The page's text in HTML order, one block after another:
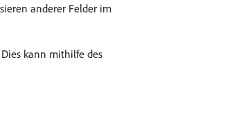
anderer Felder im
kann mithilfe des